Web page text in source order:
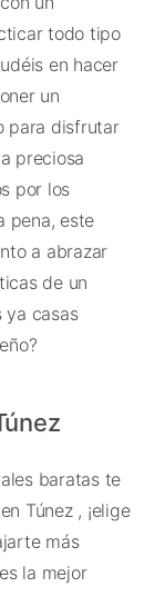
todo tipo
en hacer
un
para disfrutar
preciosa
por los
pena, este
a abrazar
de un
ya casas
baratas te
Túnez , ¡elige
más
la mejor